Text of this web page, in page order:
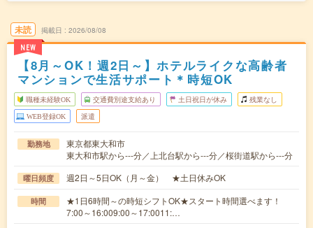
未読
NEW
掲載日 2026/08/08
【8月～OK！週2日～】ホテルライクな高齢者
マンションで生活サポート＊時短OK
職種未経験OK 交通費別途支給あり 土日祝日が休み 残業なし
WEB登録OK 派遣
勤務地
東京都東大和市
東大和市駅から---分／上北台駅から---分／桜街道駅から---分
曜日頻度 週2日～5日OK（月～金） ★土日休みOK
時間
★1日6時間～の時短シフトOK★スタート時間選べます！
7:00～16:009:00～17:0011:…